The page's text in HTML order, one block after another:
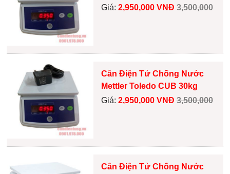
Giá: 2,950,000 VNĐ 3,500,000
Cân Điện Tử Chống Nước
Mettler Toledo CUB 30kg
Giá: 2,950,000 VNĐ 3,500,000
Cân Điện Tử Chống Nước